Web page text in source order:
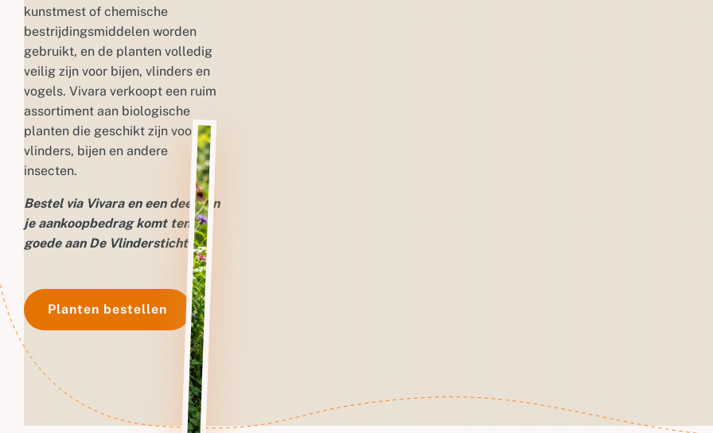
kunstmest of chemische
bestrijdingsmiddelen worden
gebruikt, en de planten volledig
veilig zijn voor bijen, vlinders en
vogels. Vivara verkoopt een ruim
assortiment aan biologische
planten die geschikt zijn voor
vlinders, bijen en andere
insecten.
Bestel via Vivara en een deel van
je aankoopbedrag komt ten
goede aan De Vlinderstichting.
Planten bestellen